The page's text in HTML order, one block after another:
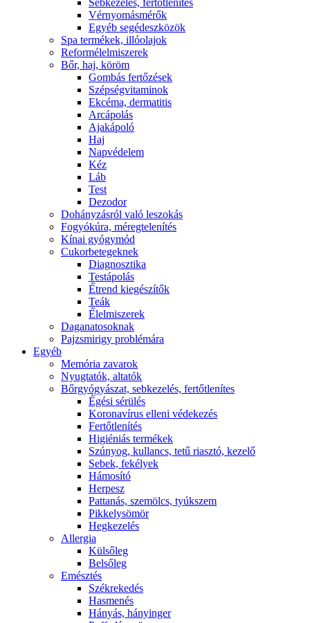
Sebkezelés, fertőtlenítés
Vérnyomásmérők
Egyéb segédeszközök
Spa termékek, illóolajok
Reformélelmiszerek
Bőr, haj, köröm
Gombás fertőzések
Szépségvitaminok
Ekcéma, dermatitis
Arcápolás
Ajakápoló
Haj
Napvédelem
Kéz
Láb
Test
Dezodor
Dohányzásról való leszokás
Fogyókúra, méregtelenítés
Kínai gyógymód
Cukorbetegeknek
Diagnosztika
Testápolás
É́trend kiegészítők
Teák
É́lelmiszerek
Daganatosoknak
Pajzsmirigy problémára
Egyéb
Memória zavarok
Nyugtatók, altatók
Bőrgyógyászat, sebkezelés, fertőtlenítes
É́gési sérülés
Koronavírus elleni védekezés
Fertőtlenítés
Higiéniás termékek
Szúnyog, kullancs, tetű riasztó, kezelő
Sebek, fekélyek
Hámosító
Herpesz
Pattanás, szemölcs, tyúkszem
Pikkelysömör
Hegkezelés
Allergia
Külsőleg
Belsőleg
Emésztés
Székrekedés
Hasmenés
Hányás, hányinger